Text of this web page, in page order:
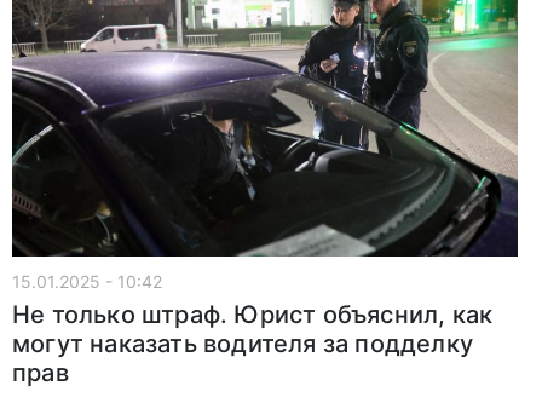
15.01.2025 - 10:42
Не только штраф. Юрист объяснил, как
могут наказать водителя за подделку
прав